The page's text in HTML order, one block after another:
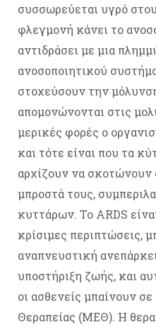
συσσωρεύεται υγρό
φλεγμονή κάνει το
αντιδράσει με μια
ανοσοποιητικού
στοχεύσουν την
απομονώνονται στις
μερικές φορές ο
και τότε είναι που τα
αρχίζουν να σκοτώνουν
μπροστά τους,
κυττάρων. Το ARDS
κρίσιμες περιπτώσεις,
αναπνευστική
υποστήριξη ζωής, και
οι ασθενείς μπαίνουν
Θεραπείας (ΜΕΘ). Η